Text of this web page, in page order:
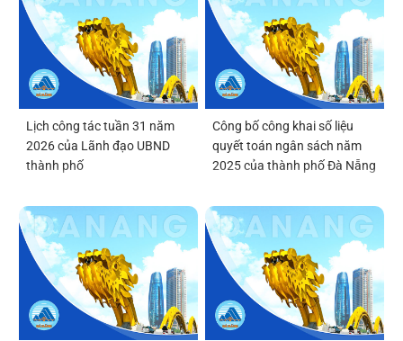
Lịch công tác tuần 31 năm
2026 của Lãnh đạo UBND
thành phố
Công bố công khai số liệu
quyết toán ngân sách năm
2025 của thành phố Đà Nẵng